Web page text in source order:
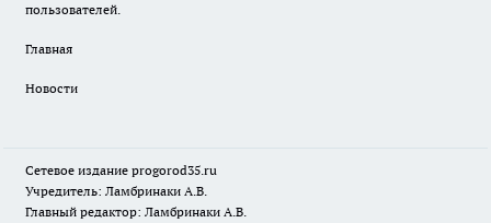
пользователей.
Главная
Новости
Сетевое издание progorod35.ru
Учредитель: Ламбринаки А.В.
Главный редактор: Ламбринаки А.В.